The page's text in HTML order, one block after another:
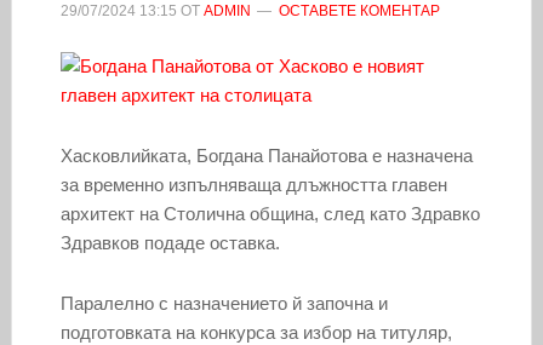
29/07/2024 13:15 ОТ ADMIN ОСТАВЕТЕ КОМЕНТАР
Хасковлийката, Богдана Панайотова е назначена
за временно изпълняваща длъжността главен
архитект на Столична община, след като Здравко
Здравков подаде оставка.
Паралелно с назначението й започна и
подготовката на конкурса за избор на титуляр,